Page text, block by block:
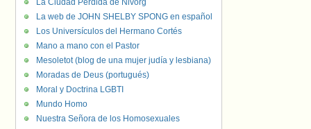
La Ciudad Perdida de Nivorg
La web de JOHN SHELBY SPONG en español
Los Universículos del Hermano Cortés
Mano a mano con el Pastor
Mesoletot (blog de una mujer judía y lesbiana)
Moradas de Deus (portugués)
Moral y Doctrina LGBTI
Mundo Homo
Nuestra Señora de los Homosexuales